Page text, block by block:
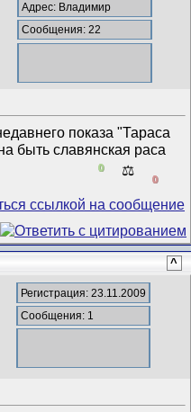
Адрес: Владимир
Сообщения: 22
показа "Тараса
быть славянская раса
0 ⚖️
0
^
Регистрация: 23.11.2009
Сообщения: 1